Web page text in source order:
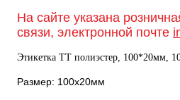
На сайте указана
связи, электронной почте
Этикетка ТТ полиэстер, 100*20мм,
Размер: 100х20мм